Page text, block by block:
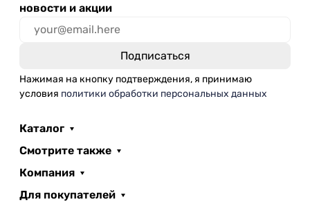
новости и акции
Нажимая на кнопку подтверждения, я принимаю
условия политики обработки персональных данных
Каталог
Смотрите также
Компания
Для покупателей